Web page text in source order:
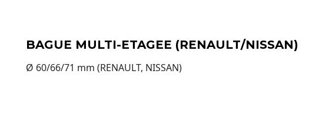
BAGUE MULTI-ETAGEE (RENAULT/NISSAN)
Ø 60/66/71 mm (RENAULT, NISSAN)